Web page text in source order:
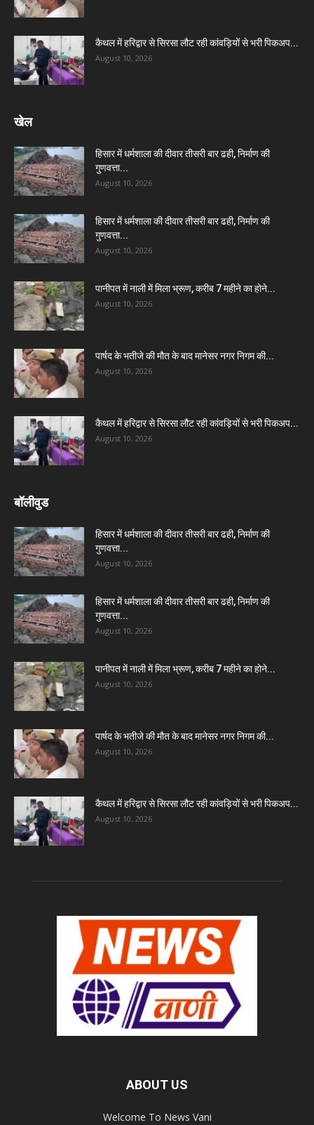
कैथल में हरिद्वार से सिरसा लौट रही कांवड़ियों से भरी पिकअप...
August 10, 2026
खेल
हिसार में धर्मशाला की दीवार तीसरी बार ढही, निर्माण की
गुणवत्ता...
August 10, 2026
हिसार में धर्मशाला की दीवार तीसरी बार ढही, निर्माण की
गुणवत्ता...
August 10, 2026
पानीपत में नाली में मिला भ्रूण, करीब 7 महीने का होने...
August 10, 2026
पार्षद के भतीजे की मौत के बाद मानेसर नगर निगम की...
August 10, 2026
कैथल में हरिद्वार से सिरसा लौट रही कांवड़ियों से भरी पिकअप...
August 10, 2026
बॉलीवुड
हिसार में धर्मशाला की दीवार तीसरी बार ढही, निर्माण की
गुणवत्ता...
August 10, 2026
हिसार में धर्मशाला की दीवार तीसरी बार ढही, निर्माण की
गुणवत्ता...
August 10, 2026
पानीपत में नाली में मिला भ्रूण, करीब 7 महीने का होने...
August 10, 2026
पार्षद के भतीजे की मौत के बाद मानेसर नगर निगम की...
August 10, 2026
कैथल में हरिद्वार से सिरसा लौट रही कांवड़ियों से भरी पिकअप...
August 10, 2026
ABOUT US
Welcome To News Vani